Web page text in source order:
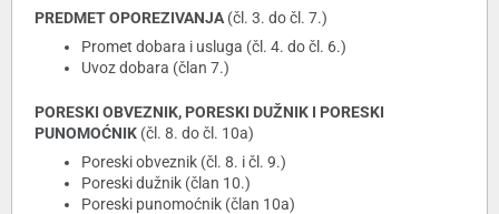
PREDMET OPOREZIVANJA(čl. 3. do čl. 7.)
Promet dobara i usluga (čl. 4. do čl. 6.)
Uvoz dobara (član 7.)
PORESKI OBVEZNIK, PORESKI DUŽNIK I PORESKI
PUNOMOĆNIK (čl. 8. do čl. 10a)
Poreski obveznik (čl. 8. i čl. 9.)
Poreski dužnik (član 10.)
Poreski punomoćnik (član 10a)